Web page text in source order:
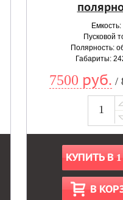
Пусковой
Полярность:
Габариты:
7500 руб. /
КУПИТЬ В
В